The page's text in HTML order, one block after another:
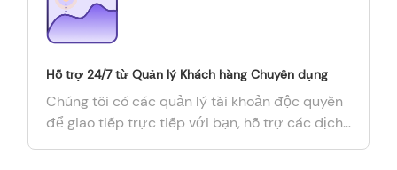
Hỗ trợ 24/7 từ Quản lý Khách hàng Chuyên dụng
Chúng tôi có các quản lý tài khoản độc quyền
để giao tiếp trực tiếp với bạn, hỗ trợ các dịch